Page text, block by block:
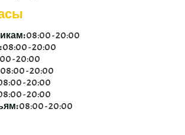
08:00 - 20:00
08:00 - 20:00
- 20:00
- 20:00
- 20:00
- 20:00
08:00 - 20:00